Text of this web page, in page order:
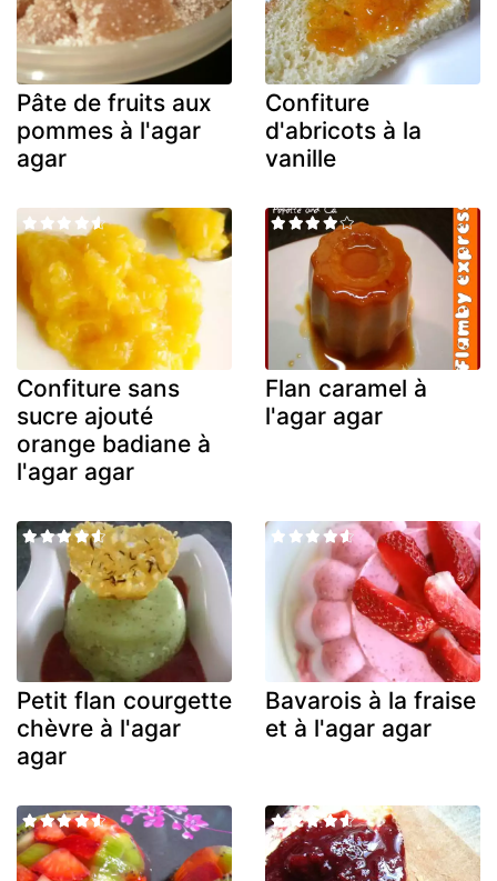
Pâte de fruits aux
pommes à l'agar
agar
Confiture
d'abricots à la
vanille
Confiture sans
sucre ajouté
orange badiane à
l'agar agar
Flan caramel à
l'agar agar
Petit flan courgette
chèvre à l'agar
agar
Bavarois à la fraise
et à l'agar agar